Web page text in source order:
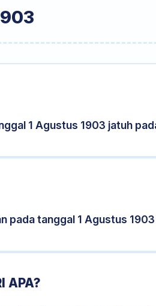
1 Agustus 1903 jatuh
pada tanggal 1 Agustus
APA?